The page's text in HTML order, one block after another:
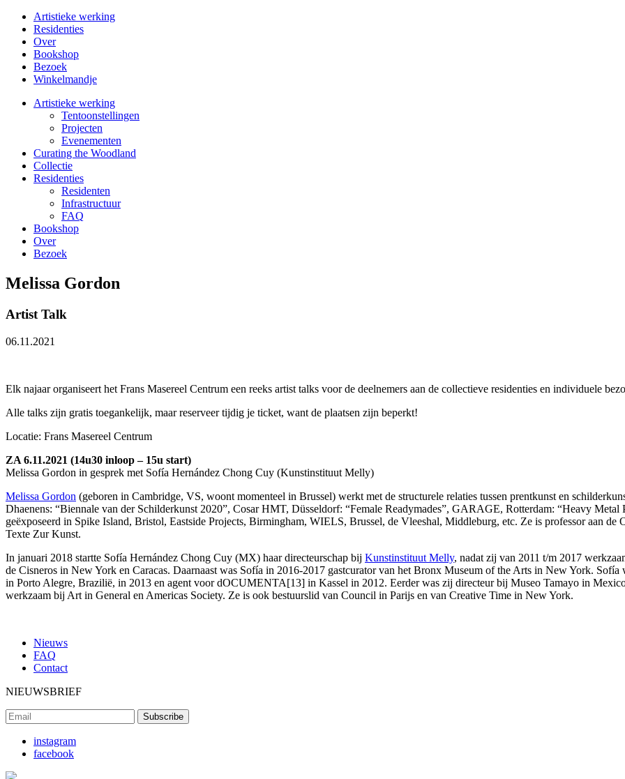
Artistieke werking
Residenties
Over
Bookshop
Bezoek
Winkelmandje
Artistieke werking
Tentoonstellingen
Projecten
Evenementen
Curating the Woodland
Collectie
Residenties
Residenten
Infrastructuur
FAQ
Bookshop
Over
Bezoek
Melissa Gordon
Artist Talk
06.11.2021
Elk najaar organiseert het Frans Masereel Centrum een reeks artist talks voor de deelnemers aan de collectieve residenties en individuele
Alle talks zijn gratis toegankelijk, maar reserveer tijdig je ticket, want de plaatsen zijn beperkt!
Locatie: Frans Masereel Centrum
ZA 6.11.2021 (14u30 inloop – 15u start)
Melissa Gordon in gesprek met Sofía Hernández Chong Cuy (Kunstinstituut Melly)
Melissa Gordon (geboren in Cambridge, VS, woont momenteel in Brussel) werkt met de structurele relaties tussen prentkunst en
Dhaenens: “Biennale van der Schilderkunst 2020”, Cosar HMT, Düsseldorf: “Female Readymades”, GARAGE, Rotterdam: “Heavy
geëxposeerd in Spike Island, Bristol, Eastside Projects, Birmingham, WIELS, Brussel, de Vleeshal, Middleburg, etc. Ze is professor aan
Texte Zur Kunst.
In januari 2018 startte Sofía Hernández Chong Cuy (MX) haar directeurschap bij Kunstinstituut Melly, nadat zij van 2011 t/m 2017
de Cisneros in New York en Caracas. Daarnaast was Sofía in 2016-2017 gastcurator van het Bronx Museum of the Arts in New York.
in Porto Alegre, Brazilië, in 2013 en agent voor dOCUMENTA[13] in Kassel in 2012. Eerder was zij directeur bij Museo Tamayo in
werkzaam bij Art in General en Americas Society. Ze is ook bestuurslid van Council in Parijs en van Creative Time in New York.
Nieuws
FAQ
Contact
NIEUWSBRIEF
instagram
facebook